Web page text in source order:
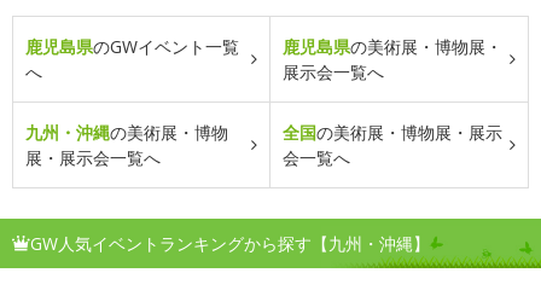
鹿児島県のGWイベント一覧
へ
鹿児島県の美術展・博物展・
展示会一覧へ
九州・沖縄の美術展・博物
展・展示会一覧へ
全国の美術展・博物展・展示
会一覧へ
GW人気イベントランキングから探す【九州・沖縄】